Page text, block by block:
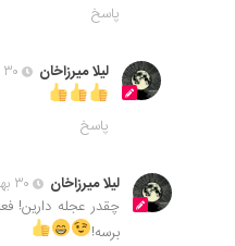
پاسخ
لیلا میرزاخان ۳۰ بهمن, ۱۳۹۸ در ۱۱:۲۲ ب٫ظ
پاسخ
لیلا میرزاخان
۳۰ بهمن, ۱۳۹۸ در ۱۱:۲۲ ب٫ظ
چقدر عجله دارین!
برسه!